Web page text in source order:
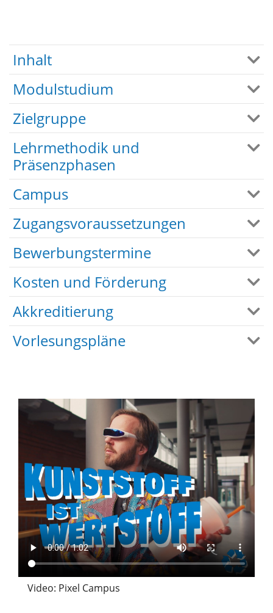
Inhalt
Modulstudium
Zielgruppe
Lehrmethodik und
Präsenzphasen
Campus
Zugangsvoraussetzungen
Bewerbungstermine
Kosten und Förderung
Akkreditierung
Vorlesungspläne
Video: Pixel Campus